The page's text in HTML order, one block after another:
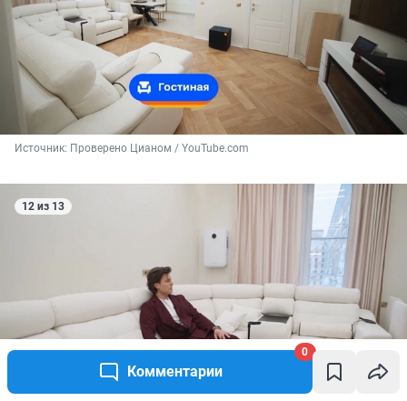
Комментарии
0
Источник: Проверено Цианом / YouTube.com
12 из 13